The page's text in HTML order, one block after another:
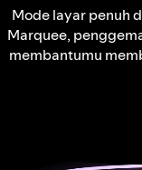
Mode layar penuh
Marquee,
membantumu